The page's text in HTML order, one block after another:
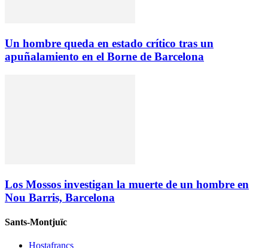
Un hombre queda en estado crítico tras un
apuñalamiento en el Borne de Barcelona
Los Mossos investigan la muerte de un hombre en
Nou Barris, Barcelona
Sants-Montjuïc
Hostafrancs